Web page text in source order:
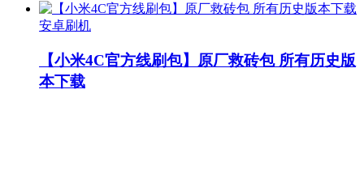
安卓刷机
【小米4C官方线刷包】原厂救砖包 所有历史版
本下载